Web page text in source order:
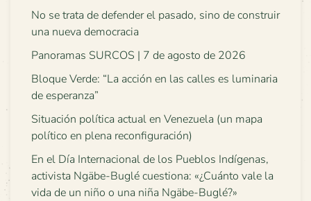
No se trata de defender el pasado, sino de construir
una nueva democracia
Panoramas SURCOS | 7 de agosto de 2026
Bloque Verde: “La acción en las calles es luminaria
de esperanza”
Situación política actual en Venezuela (un mapa
político en plena reconfiguración)
En el Día Internacional de los Pueblos Indígenas,
activista Ngäbe-Buglé cuestiona: «¿Cuánto vale la
vida de un niño o una niña Ngäbe-Buglé?»